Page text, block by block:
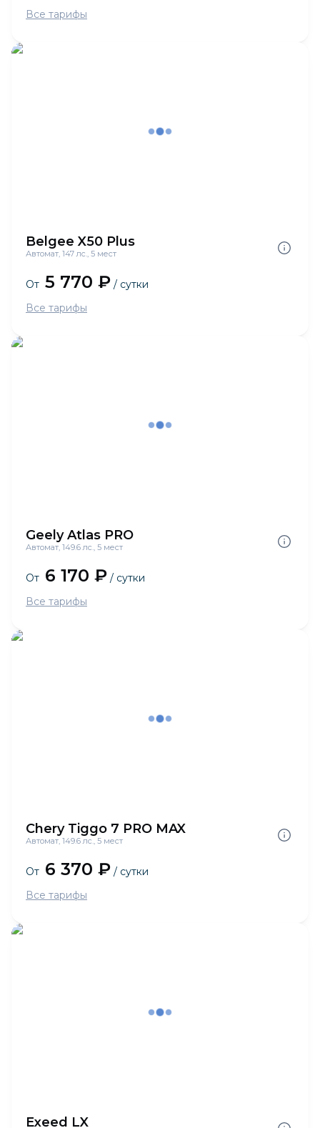
Все тарифы
Belgee X50 Plus
Автомат, 147 лс., 5 мест
От 5 770 ₽ / сутки
Все тарифы
Geely Atlas PRO
Автомат, 149.6 лс., 5 мест
От 6 170 ₽ / сутки
Все тарифы
Chery Tiggo 7 PRO MAX
Автомат, 149.6 лс., 5 мест
От 6 370 ₽ / сутки
Все тарифы
Exeed LX